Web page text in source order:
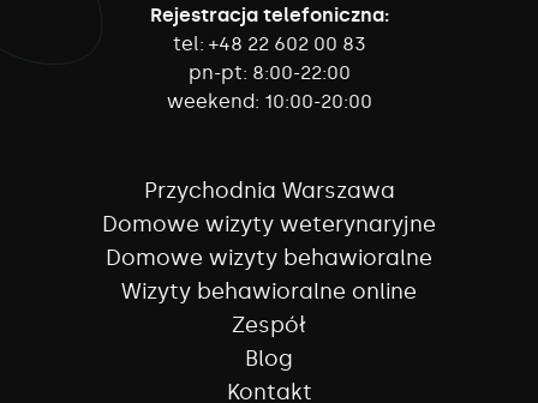
Rejestracja telefoniczna:
tel: +48 22 602 00 83
pn-pt: 8:00-22:00
weekend: 10:00-20:00
Przychodnia Warszawa
Domowe wizyty weterynaryjne
Domowe wizyty behawioralne
Wizyty behawioralne online
Zespół
Blog
Kontakt